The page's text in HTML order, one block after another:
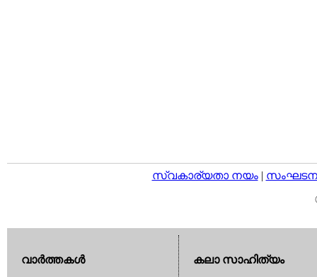
സ്വകാര്യതാ നയം|
വാര്‍ത്തകള്‍
കലാ സാഹിത്യം